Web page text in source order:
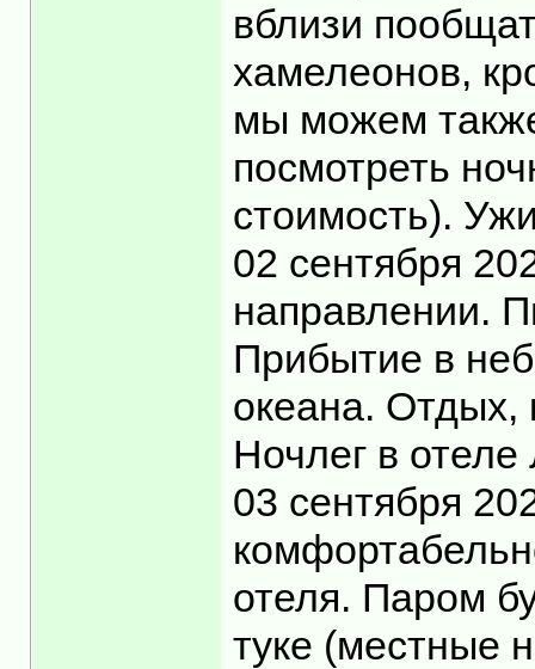
вблизи
хамелеонов,
мы можем
посмотреть
стоимость).
02 сентября
направлении.
Прибытие в
океана. Отдых,
Ночлег в
03 сентября
отеля. Паром
туке (местные